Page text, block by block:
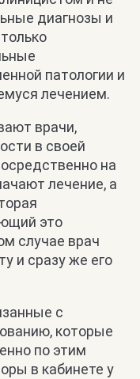
диагнозы и
патологии и
лечением.
врачи,
в своей
на
лечение, а
это
случае врач
и сразу же его
с
которые
по этим
в кабинете у